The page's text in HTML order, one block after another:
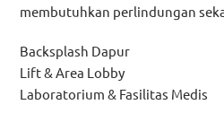
membutuhkan perlindungan
Backsplash Dapur
Lift & Area Lobby
Laboratorium & Fasilitas Medis